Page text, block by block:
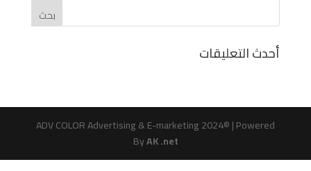
أحدث التعليقات
ADV COLOR Advertising & E-marketing 2024© | Powered
ByAK .net